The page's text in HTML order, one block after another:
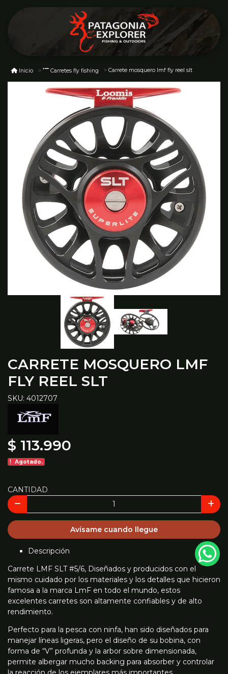
Inicio Carretes fly fishing Carrete mosquero lmf fly reel slt
CARRETE MOSQUERO LMF
FLY REEL SLT
SKU: 4012707
$ 113.990
Agotado.
CANTIDAD
Avísame cuando llegue
Descripción
Carrete LMF SLT #5/6, Diseñados y producidos con el
mismo cuidado por los materiales y los detalles que hicieron
famosa a la marca LmF en todo el mundo, estos
excelentes carretes son altamente confiables y de alto
rendimiento.
Perfecto para la pesca con ninfa, han sido diseñados para
manejar líneas ligeras, pero el diseño de su bobina, con
forma de “V” profunda y la arbor sobre dimensionada,
permite albergar mucho backing para absorber y controlar